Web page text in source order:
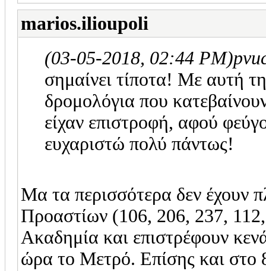
marios.ilioupoli
(03-05-2018, 02:44 PM)
σημαίνει τίποτα! Με αυτή
δρομολόγια που
είχαν επιστροφή, αφού
ευχαριστώ πολύ πάντως!
Μα τα περισσότερα δεν έχουν
Προαστίων (106, 206, 237,
Ακαδημία και επιστρέφουν
ώρα το Μετρό. Επίσης και στο